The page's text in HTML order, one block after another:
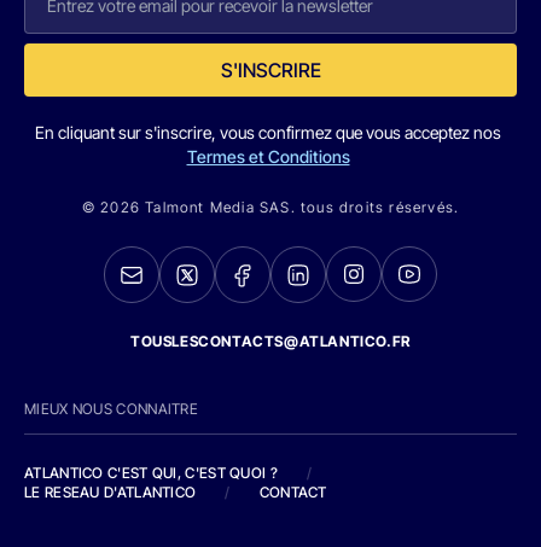
S'INSCRIRE
En cliquant sur s'inscrire, vous confirmez que vous acceptez nos
Termes et Conditions
© 2026 Talmont Media SAS. tous droits réservés.
TOUSLESCONTACTS@ATLANTICO.FR
MIEUX NOUS CONNAITRE
ATLANTICO C'EST QUI, C'EST QUOI ?
/
LE RESEAU D'ATLANTICO
/ CONTACT